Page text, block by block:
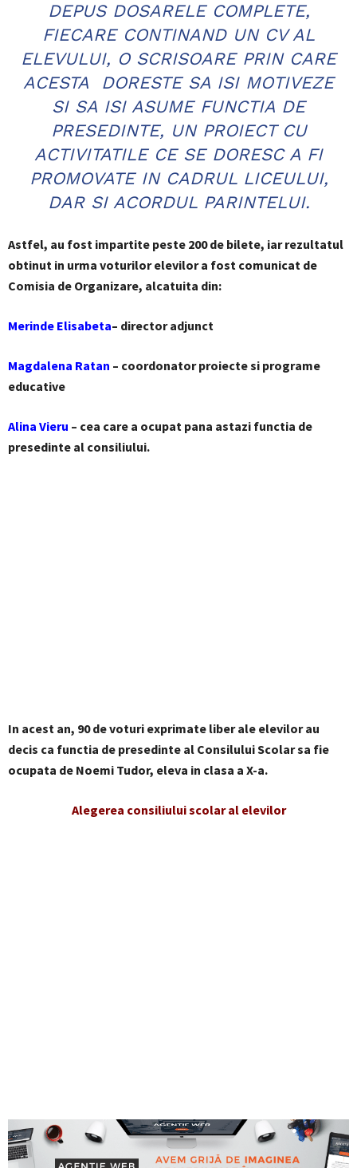
DEPUS DOSARELE COMPLETE,
FIECARE CONTINAND UN CV AL
ELEVULUI, O SCRISOARE PRIN CARE
ACESTA DORESTE SA ISI MOTIVEZE
SI SA ISI ASUME FUNCTIA DE
PRESEDINTE, UN PROIECT CU
ACTIVITATILE CE SE DORESC A FI
PROMOVATE IN CADRUL LICEULUI,
DAR SI ACORDUL PARINTELUI.
Astfel, au fost impartite peste 200 de bilete, iar rezultatul
obtinut in urma voturilor elevilor a fost comunicat de
Comisia de Organizare, alcatuita din:
Merinde Elisabeta– director adjunct
Magdalena Ratan – coordonator proiecte si programe
educative
Alina Vieru – cea care a ocupat pana astazi functia de
presedinte al consiliului.
In acest an, 90 de voturi exprimate liber ale elevilor au
decis ca functia de presedinte al Consilului Scolar sa fie
ocupata de Noemi Tudor, eleva in clasa a X-a.
Alegerea consiliului scolar al elevilor